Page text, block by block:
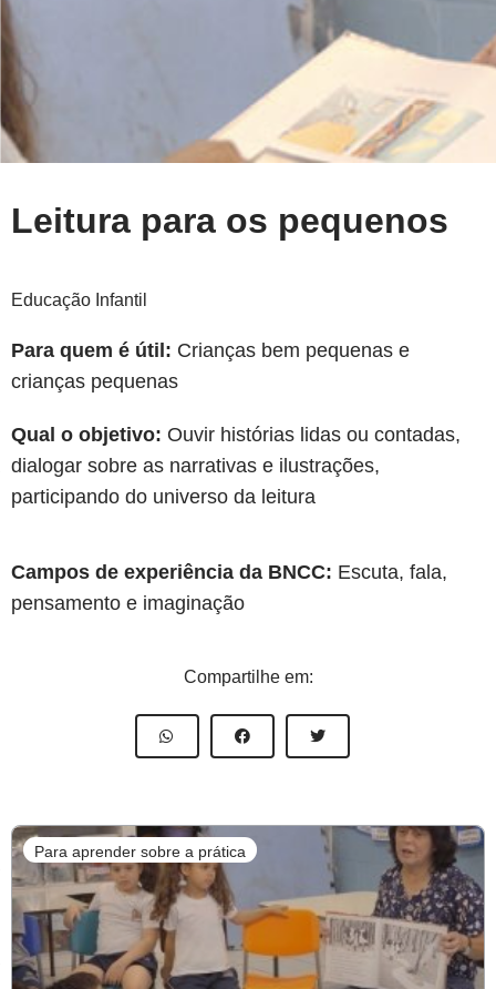
Leitura para os pequenos
Educação Infantil
Para quem é útil: Crianças bem pequenas e
crianças pequenas
Qual o objetivo: Ouvir histórias lidas ou contadas,
dialogar sobre as narrativas e ilustrações,
participando do universo da leitura
Campos de experiência da BNCC: Escuta, fala,
pensamento e imaginação
Compartilhe em:
Para aprender sobre a prática